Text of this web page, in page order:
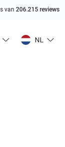
van 206.215 reviews
NL